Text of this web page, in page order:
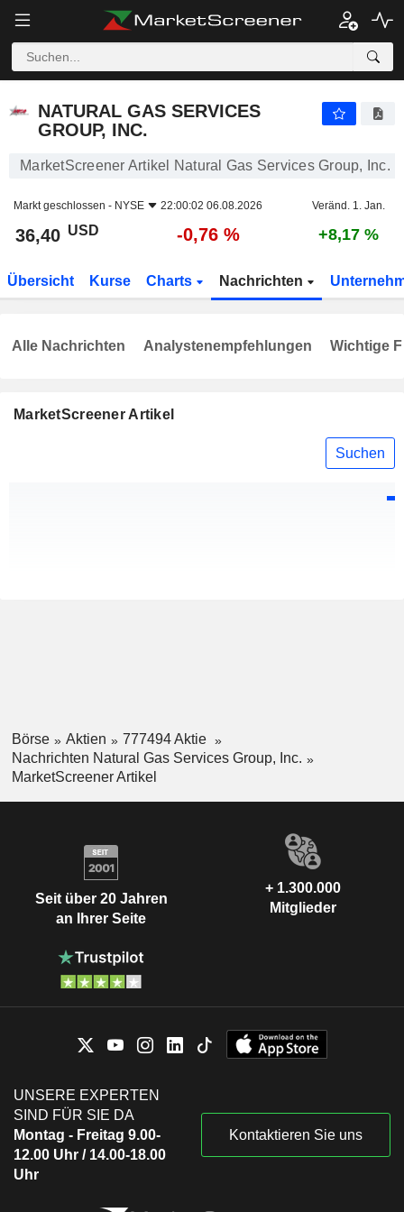
NATURAL GAS SERVICES
GROUP, INC.
MarketScreener Artikel Natural Gas Services Group, Inc.
Markt geschlossen - NYSE 22:00:02 06.08.2026 Veränd. 1. Jan.
36,40 USD -0,76 % +8,17 %
Übersicht Kurse Charts Nachrichten
MarketScreener Artikel
Suchen
Alle Nachrichten Analystenempfehlungen Wichtige
Börse Aktien
777494 Aktie
Nachrichten Natural Gas Services Group, Inc.
MarketScreener Artikel
Seit über 20 Jahren
an Ihrer Seite
+ 1.300.000
Mitglieder
UNSERE EXPERTEN
SIND FÜR SIE DA
Montag - Freitag 9.00-
12.00 Uhr / 14.00-18.00
Uhr
Kontaktieren Sie uns